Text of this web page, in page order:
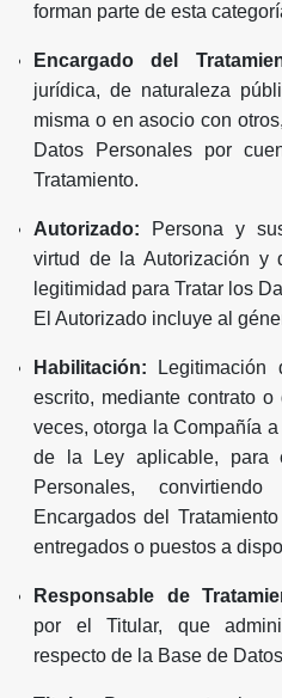
forman parte de esta
Encargado del
jurídica, de naturaleza
misma o en asocio con
Datos Personales por
Tratamiento.
Autorizado: Persona y
virtud de la Autorización y
legitimidad para Tratar los
El Autorizado incluye al
Habilitación: Legitimación
escrito, mediante contrato
veces, otorga la Compañía
de la Ley aplicable, para
Personales,
Encargados del
entregados o puestos a
Responsable de
por el Titular, que
respecto de la Base de